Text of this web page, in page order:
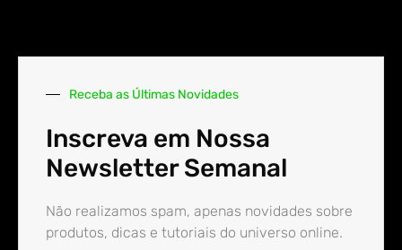
Receba as Últimas Novidades
Inscreva em Nossa
Newsletter Semanal
Não realizamos spam, apenas novidades sobre
produtos, dicas e tutoriais do universo online.